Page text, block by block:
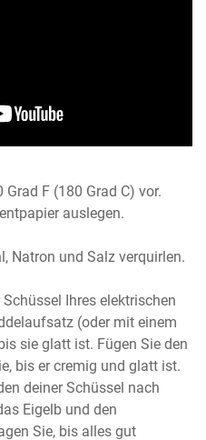
F (180 Grad C) vor.
auslegen.
Natron und Salz verquirlen.
Ihres elektrischen
(oder mit einem
sie glatt ist. Fügen Sie den
bis er cremig und glatt ist.
deiner Schüssel nach
Eigelb und den
Sie, bis alles gut